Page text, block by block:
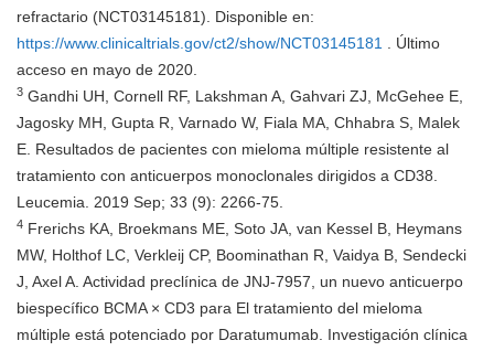
refractario (NCT03145181). Disponible en:
https://www.clinicaltrials.gov/ct2/show/NCT03145181
. Último
acceso en mayo de 2020.
3 Gandhi UH, Cornell RF, Lakshman A, Gahvari ZJ, McGehee E,
Jagosky MH, Gupta R, Varnado W, Fiala MA, Chhabra S, Malek
E. Resultados de pacientes con mieloma múltiple resistente al
tratamiento con anticuerpos monoclonales dirigidos a CD38.
Leucemia. 2019 Sep; 33 (9): 2266-75.
4 Frerichs KA, Broekmans ME, Soto JA, van Kessel B, Heymans
MW, Holthof LC, Verkleij CP, Boominathan R, Vaidya B, Sendecki
J, Axel A. Actividad preclínica de JNJ-7957, un nuevo anticuerpo
biespecífico BCMA × CD3 para El tratamiento del mieloma
múltiple está potenciado por Daratumumab. Investigación clínica